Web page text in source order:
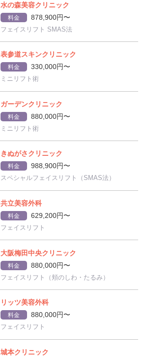
水の森美容クリニック
料金 878,900円〜
フェイスリフト SMAS法
表参道スキンクリニック
料金 330,000円〜
ミニリフト術
ガーデンクリニック
料金 880,000円〜
ミニリフト術
きぬがさクリニック
料金 988,900円〜
スペシャルフェイスリフト（SMAS法）
共立美容外科
料金 629,200円〜
フェイスリフト
大阪梅田中央クリニック
料金 880,000円〜
フェイスリフト（頬のしわ・たるみ）
リッツ美容外科
料金 880,000円〜
フェイスリフト
城本クリニック